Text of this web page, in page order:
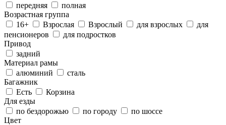
передняя
полная
Возрастная группа
16+
Взрослая Взрослый для взрослых
для
пенсионеров
для подростков
Привод
задний
Материал рамы
алюминий
сталь
Багажник
Есть
Корзина
Для езды
по бездорожью
по городу
по шоссе
Цвет